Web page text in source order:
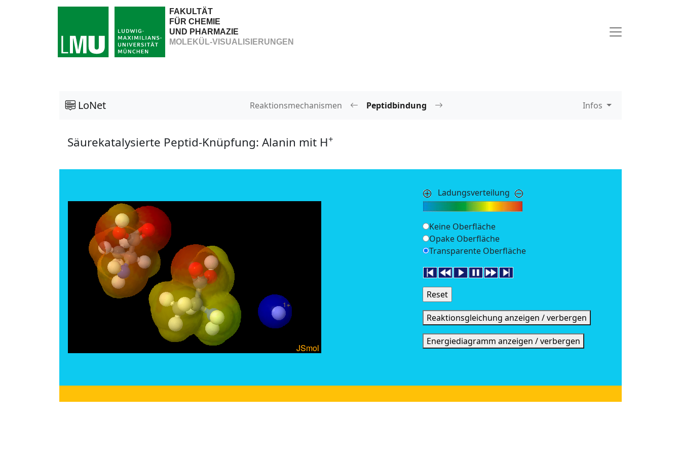
FAKULTÄT
FÜR CHEMIE
UND PHARMAZIE
MOLEKÜL-VISUALISIERUNGEN
LoNet Reaktionsmechanismen Peptidbindung Infos
Säurekatalysierte Peptid-Knüpfung: Alanin mit H+
Ladungsverteilung
Keine Oberfläche
Opake Oberfläche
Transparente Oberfläche
Reaktionsgleichung anzeigen / verbergen
Energiediagramm anzeigen / verbergen